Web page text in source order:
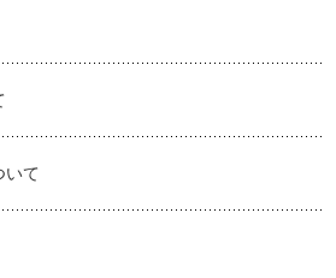
いて